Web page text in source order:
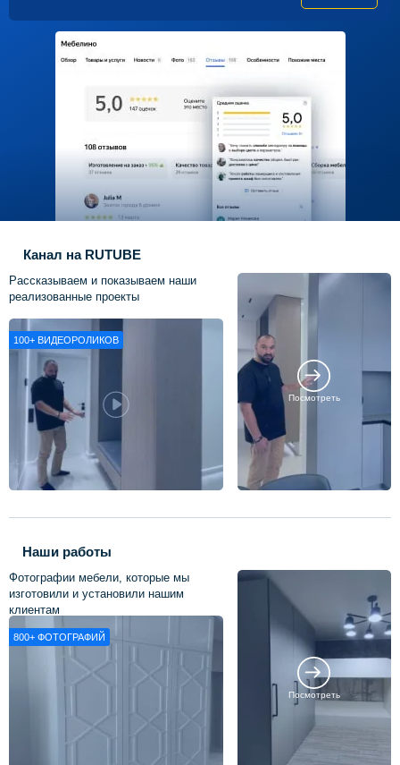
Канал на RUTUBE
Рассказываем и показываем наши
реализованные проекты
100+ ВИДЕОРОЛИКОВ
Посмотреть
Наши работы
Фотографии мебели, которые мы
изготовили и установили нашим
клиентам
800+ ФОТОГРАФИЙ
Посмотреть